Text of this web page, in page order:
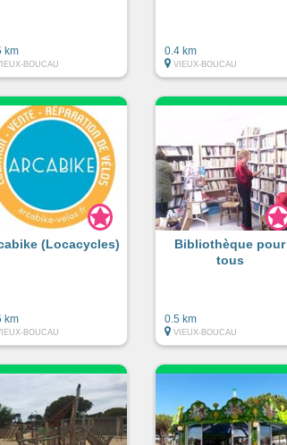
km
BOUCAU
0.4 km
VIEUX-BOUCAU
(Locacycles)
km
BOUCAU
Bibliothèque pour
tous
0.5 km
VIEUX-BOUCAU